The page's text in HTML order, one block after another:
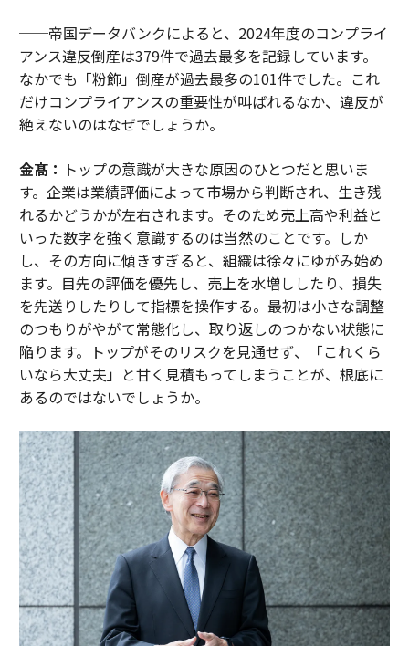
──帝国データバンクによると、2024年度のコンプライ
アンス違反倒産は379件で過去最多を記録しています。
なかでも「粉飾」倒産が過去最多の101件でした。これ
だけコンプライアンスの重要性が叫ばれるなか、違反が
絶えないのはなぜでしょうか。
金髙： トップの意識が大きな原因のひとつだと思いま
す。企業は業績評価によって市場から判断され、生き残
れるかどうかが左右されます。そのため売上高や利益と
いった数字を強く意識するのは当然のことです。しか
し、その方向に傾きすぎると、組織は徐々にゆがみ始め
ます。目先の評価を優先し、売上を水増ししたり、損失
を先送りしたりして指標を操作する。最初は小さな調整
のつもりがやがて常態化し、取り返しのつかない状態に
陥ります。トップがそのリスクを見通せず、「これくら
いなら大丈夫」と甘く見積もってしまうことが、根底に
あるのではないでしょうか。